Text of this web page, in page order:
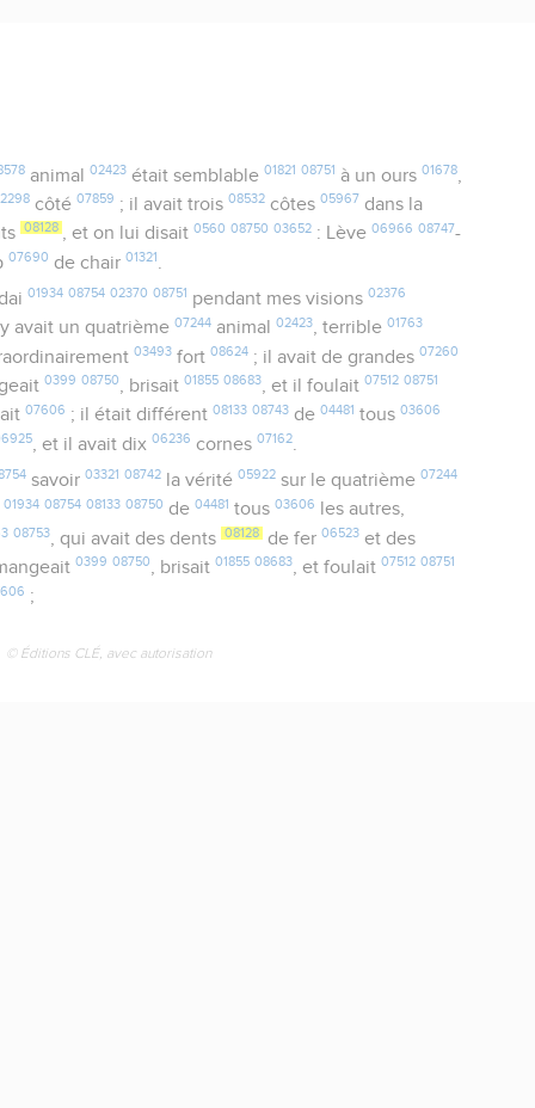
animal 02423était semblable 01821 08751 à un ours 01678,
côté07859 ; il avait trois08532 côtes05967 dans la
08128 , et on lui disait0560 08750 03652 : Lève06966 08747-
07690 de chair01321
01934 08754 02370 08751 pendant mes visions 02376
avait un quatrième07244 animal02423, terrible01763
03493 fort08624 ; il avait de grandes07260
0399 08750, brisait01855 08683, et il foulait07512 08751
07606 ; il était différent08133 08743 de04481 tous03606
, et il avait dix06236 cornes07162
savoir 03321 08742la vérité 05922sur le quatrième 07244
01934 08754 08133 08750 de04481 tous03606
les autres,
08753 , qui avait des dents 08128 de fer06523 et des
0399 08750, brisait01855 08683, et foulait07512 08751
;
© Éditions CLÉ, avec autorisation